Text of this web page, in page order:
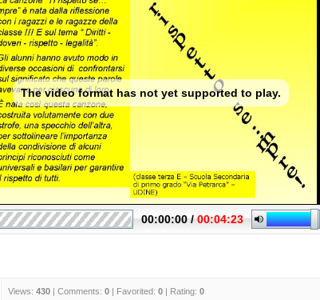
Views: 430 | Comments: 0 | Favorited: 0 | Rating: 0